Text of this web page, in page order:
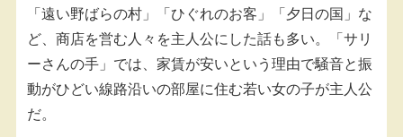
「遠い野ばらの村」「ひぐれのお客」「夕日の国」な
ど、商店を営む人々を主人公にした話も多い。「サリ
ーさんの手」では、家賃が安いという理由で騒音と振
動がひどい線路沿いの部屋に住む若い女の子が主人公
だ。